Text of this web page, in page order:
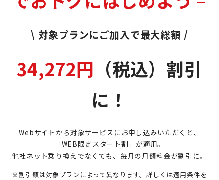
\ 対象プランにご加入で最大総額 /
34,272円 （税込）割引
に！
Webサイトから対象サービスにお申し込みいただくと、
「WEB限定スタート割」が適用。
他社ネット乗り換えでなくても、毎月の月額料金が割引に。
※割引額は対象プランによって異なります。詳しくは適用条件を